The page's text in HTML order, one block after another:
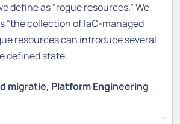
define as “rogue resources.” We
“the collection of IaC-managed
resources can introduce several
defined state.
migratie, Platform Engineering